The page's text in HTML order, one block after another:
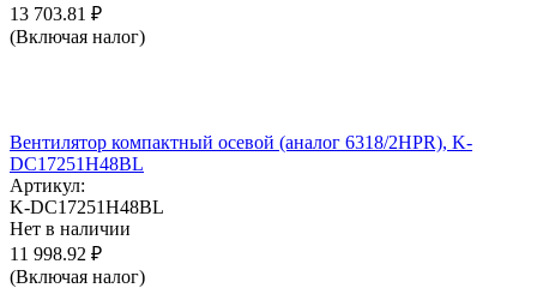
13 703.81 ₽
(Включая налог)
Вентилятор компактный осевой (аналог 6318/2HPR), K-
DC17251H48BL
Артикул:
K-DC17251H48BL
Нет в наличии
11 998.92 ₽
(Включая налог)